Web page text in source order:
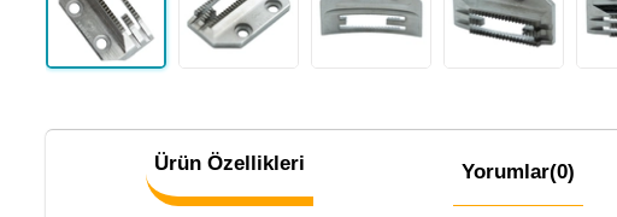
Ürün Özellikleri Yorumlar(0)